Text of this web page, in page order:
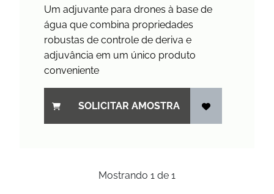
Um adjuvante para drones à base de
água que combina propriedades
robustas de controle de deriva e
adjuvância em um único produto
conveniente
SOLICITAR AMOSTRA
Mostrando 1 de 1